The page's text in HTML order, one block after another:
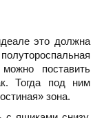
это должна
поставить
Тогда под ним
зона.